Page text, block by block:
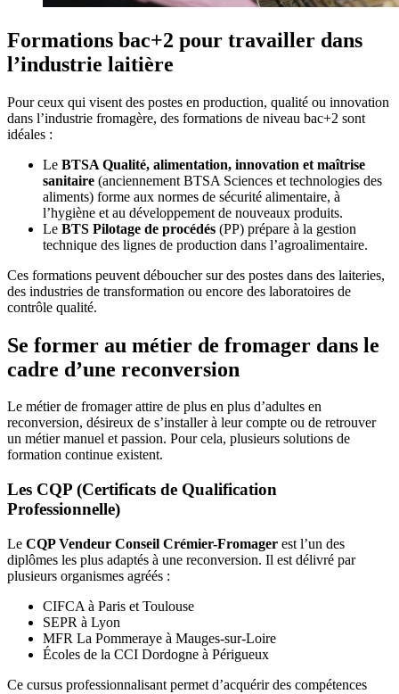
Formations bac+2 pour travailler dans
l’industrie laitière
Pour ceux qui visent des postes en production, qualité ou innovation
dans l’industrie fromagère, des formations de niveau bac+2 sont
idéales :
Le BTSA Qualité, alimentation, innovation et maîtrise
sanitaire (anciennement BTSA Sciences et technologies des
aliments) forme aux normes de sécurité alimentaire, à
l’hygiène et au développement de nouveaux produits.
Le BTS Pilotage de procédés (PP) prépare à la gestion
technique des lignes de production dans l’agroalimentaire.
Ces formations peuvent déboucher sur des postes dans des laiteries,
des industries de transformation ou encore des laboratoires de
contrôle qualité.
Se former au métier de fromager dans le
cadre d’une reconversion
Le métier de fromager attire de plus en plus d’adultes en
reconversion, désireux de s’installer à leur compte ou de retrouver
un métier manuel et passion. Pour cela, plusieurs solutions de
formation continue existent.
Les CQP (Certificats de Qualification
Professionnelle)
Le CQP Vendeur Conseil Crémier-Fromager est l’un des
diplômes les plus adaptés à une reconversion. Il est délivré par
plusieurs organismes agréés :
CIFCA à Paris et Toulouse
SEPR à Lyon
MFR La Pommeraye à Mauges-sur-Loire
Écoles de la CCI Dordogne à Périgueux
Ce cursus professionnalisant permet d’acquérir des compétences